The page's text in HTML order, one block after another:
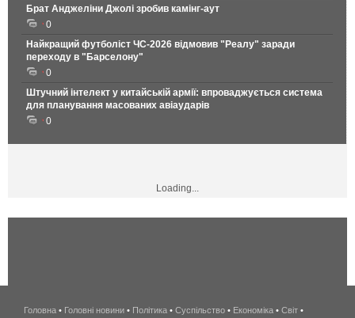
Брат Анджеліни Джолі зробив камінг-аут
0
Найкращий футболіст ЧС-2026 відмовив "Реалу" заради
переходу в "Барселону"
0
Штучний інтелект у китайській армії: впроваджується система
для планування масованих авіаударів
0
Loading...
беспроводной
Головна • Головні новини • Політика • Суспільство • Економіка • Світ •